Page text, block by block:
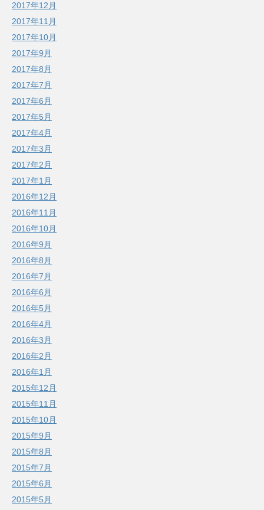
2017年12月
2017年11月
2017年10月
2017年9月
2017年8月
2017年7月
2017年6月
2017年5月
2017年4月
2017年3月
2017年2月
2017年1月
2016年12月
2016年11月
2016年10月
2016年9月
2016年8月
2016年7月
2016年6月
2016年5月
2016年4月
2016年3月
2016年2月
2016年1月
2015年12月
2015年11月
2015年10月
2015年9月
2015年8月
2015年7月
2015年6月
2015年5月